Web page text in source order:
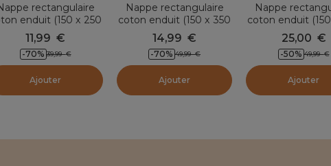
rectangulaire
enduit (150 x 250
cm) Paquerettes
Multicolore
11,99 €
-70% 39,99 €
Ajouter
Nappe rectangulaire
coton enduit (150 x 350
cm) Porto Multicolore
14,99 €
-70% 49,99 €
Ajouter
Nappe
coton enduit
cm)
Multicolore
25,00 €
-50% 49,99 €
Ajouter